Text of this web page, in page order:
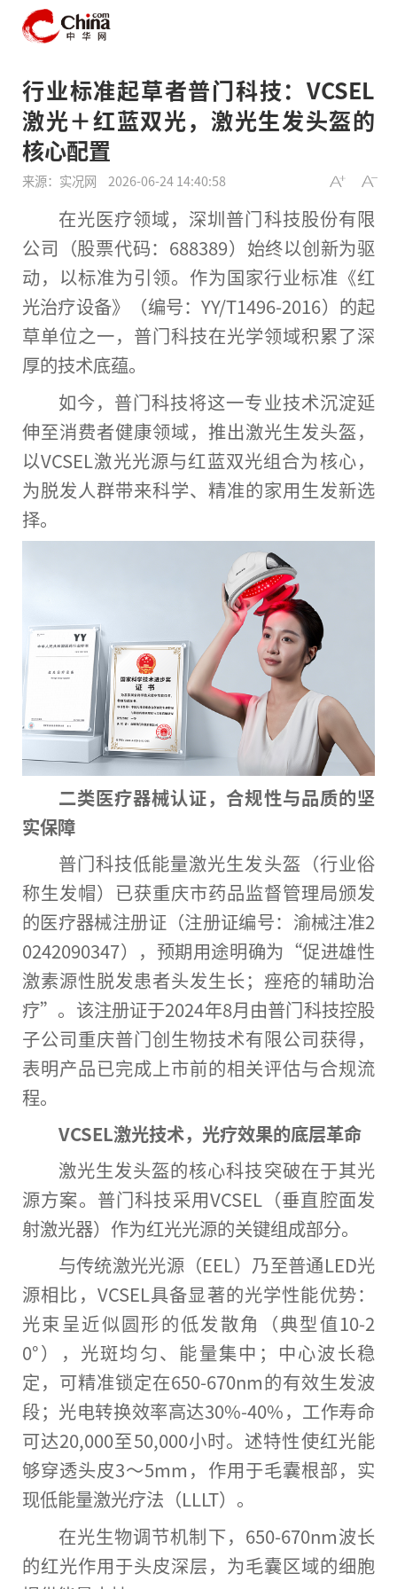
行业标准起草者普门科技：VCSEL
激光＋红蓝双光，激光生发头盔的
核心配置
来源：实况网 2026-06-24 14:40:58
在光医疗领域，深圳普门科技股份有限
公司（股票代码：688389）始终以创新为驱
动，以标准为引领。作为国家行业标准《红
光治疗设备》（编号：YY/T1496-2016）的起
草单位之一，普门科技在光学领域积累了深
厚的技术底蕴。
如今，普门科技将这一专业技术沉淀延
伸至消费者健康领域，推出激光生发头盔，
以VCSEL激光光源与红蓝双光组合为核心，
为脱发人群带来科学、精准的家用生发新选
择。
二类医疗器械认证，合规性与品质的坚
实保障
普门科技低能量激光生发头盔（行业俗
称生发帽）已获重庆市药品监督管理局颁发
的医疗器械注册证（注册证编号：渝械注准2
0242090347），预期用途明确为“促进雄性
激素源性脱发患者头发生长；痤疮的辅助治
疗”。该注册证于2024年8月由普门科技控股
子公司重庆普门创生物技术有限公司获得，
表明产品已完成上市前的相关评估与合规流
程。
VCSEL激光技术，光疗效果的底层革命
激光生发头盔的核心科技突破在于其光
源方案。普门科技采用VCSEL（垂直腔面发
射激光器）作为红光光源的关键组成部分。
与传统激光光源（EEL）乃至普通LED光
源相比，VCSEL具备显著的光学性能优势：
光束呈近似圆形的低发散角（典型值10-2
0°），光斑均匀、能量集中；中心波长稳
定，可精准锁定在650-670nm的有效生发波
段；光电转换效率高达30%-40%，工作寿命
可达20,000至50,000小时。述特性使红光能
够穿透头皮3～5mm，作用于毛囊根部，实
现低能量激光疗法（LLLT）。
在光生物调节机制下，650-670nm波长
的红光作用于头皮深层，为毛囊区域的细胞